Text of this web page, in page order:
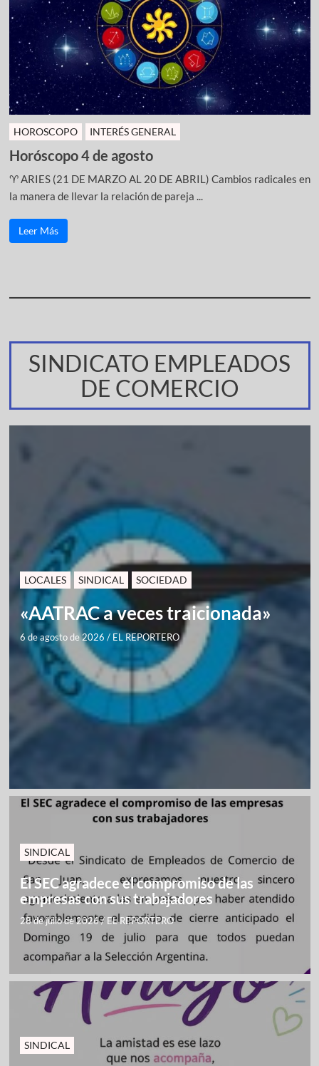
HOROSCOPO INTERÉS GENERAL
Horóscopo 4 de agosto
♈ ARIES (21 DE MARZO AL 20 DE ABRIL) Cambios radicales en
la manera de llevar la relación de pareja ...
Leer Más
SINDICATO EMPLEADOS
DE COMERCIO
LOCALES SINDICAL SOCIEDAD
«AATRAC a veces traicionada»
6 de agosto de 2026 / EL REPORTERO
SINDICAL
El SEC agradece el compromiso de las
empresas con sus trabajadores
28 de julio de 2026/ EL REPORTERO
SINDICAL